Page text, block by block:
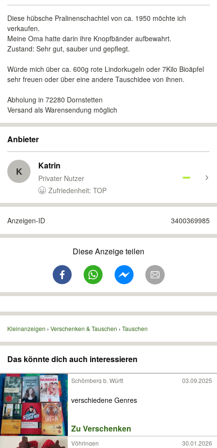
Diese hübsche Pralinenschachtel von ca. 1950 möchte ich
verkaufen.
Meine Oma hatte darin ihre Knopfbänder aufbewahrt.
Zustand: Sehr gut, sauber und gepflegt.
Würde mich über ca. 600g rote Lindorkugeln oder 7Kilo Bioäpfel
sehr freuen oder über eine andere Tauschidee von ihnen.
Abholung in 72280 Dornstetten
Versand als Warensendung möglich
Anbieter
K Katrin
Privater Nutzer
Zufriedenheit: TOP
Anzeigen-ID 3400369985
Diese Anzeige teilen
Kleinanzeigen Verschenken & Tauschen Tauschen
Das könnte dich auch interessieren
Schömberg b. Württ 03.09.2025
verschiedene Genres
Zu Verschenken
Vöhringen 30.01.2026